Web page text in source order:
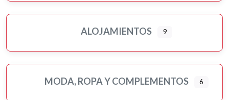
ALOJAMIENTOS 9
MODA, ROPA Y COMPLEMENTOS 6